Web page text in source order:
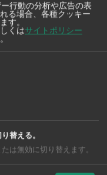
ロム、サトーンと
中心に賃貸住宅の
談ください
行動の分析や広告の表
る場合、各種クッキー
す。
くはサイトポリシー
替える。
は無効に切り替えます。